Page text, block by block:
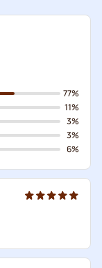
77%
11%
3%
3%
6%